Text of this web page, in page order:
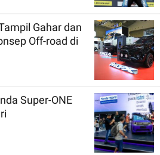
Gahar dan
Off-road di
Super-ONE